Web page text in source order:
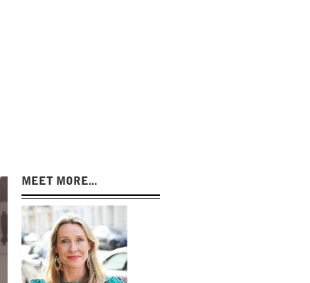
MEET MORE...